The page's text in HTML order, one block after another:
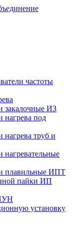
частоты
закалочные ИЗ
нагрева под
труб и
плавильные ИПТ
пайки ИП
установку